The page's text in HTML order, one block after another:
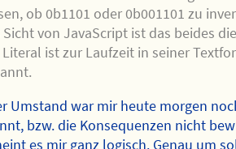
ob 0b1101 oder 0b001101 zu
Sicht von JavaScript ist das beides
Literal ist zur Laufzeit in seiner
Umstand war mir heute morgen
bzw. die Konsequenzen nicht
es mir ganz logisch. Genau um